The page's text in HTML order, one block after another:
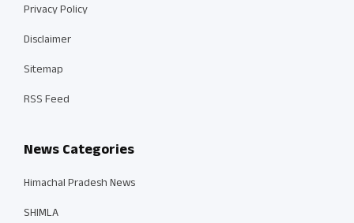
Privacy Policy
Disclaimer
Sitemap
RSS Feed
News Categories
Himachal Pradesh News
SHIMLA